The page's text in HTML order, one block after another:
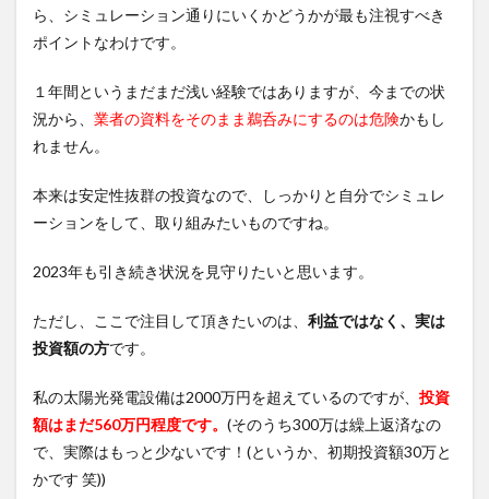
ら、シミュレーション通りにいくかどうかが最も注視すべき
ポイントなわけです。
１年間というまだまだ浅い経験ではありますが、今までの状
況から、 業者の資料をそのまま鵜呑みにするのは危険かもし
れません。
本来は安定性抜群の投資なので、しっかりと自分でシミュレ
ーションをして、取り組みたいものですね。
2023年も引き続き状況を見守りたいと思います。
ただし、ここで注目して頂きたいのは、 利益ではなく、実は
投資額の方です。
私の太陽光発電設備は2000万円を超えているのですが、 投資
額はまだ560万円程度です。 (そのうち300万は繰上返済なの
で、実際はもっと少ないです！(というか、初期投資額30万と
かです 笑))